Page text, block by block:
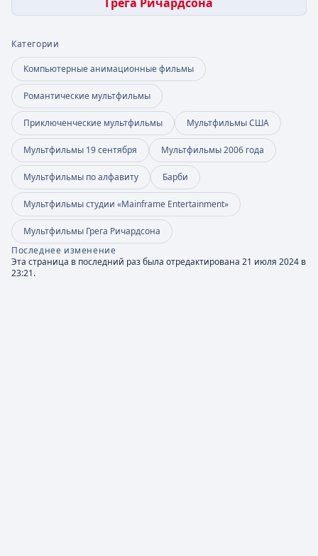
Категории
Компьютерные анимационные фильмы
Романтические мультфильмы
Приключенческие мультфильмы Мультфильмы США
Мультфильмы 19 сентября Мультфильмы 2006 года
Мультфильмы по алфавиту Барби
Мультфильмы студии «Mainframe Entertainment»
Мультфильмы Грега Ричардсона
Последнее изменение
Эта страница в последний раз была отредактирована 21 июля 2024 в
23:21.